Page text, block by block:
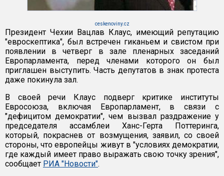
ceskenoviny.cz
Президент Чехии Вацлав Клаус, имеющий репутацию
"евроскептика", был встречен гиканьем и свистом при
появлении в четверг в зале пленарных заседаний
Европарламента, перед членами которого он был
приглашен выступить. Часть депутатов в знак протеста
даже покинула зал.
В своей речи Клаус подверг критике институты
Евросоюза, включая Европарламент, в связи с
"дефицитом демократии", чем вызвал раздражение у
председателя ассамблеи Ханс-Герта Поттеринга,
который, покраснев от возмущения, заявил, со своей
стороны, что европейцы живут в "условиях демократии,
где каждый имеет право выражать свою точку зрения",
сообщает РИА "Новости".